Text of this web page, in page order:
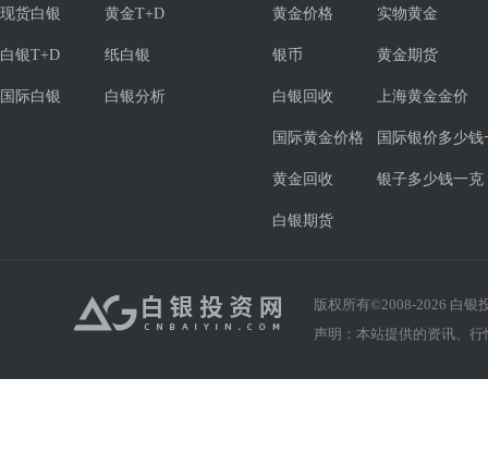
现货白银 黄金T+D
白银T+D 纸白银
国际白银 白银分析
黄金价格 实物黄金
银币 黄金期货
白银回收 上海黄金金价
国际黄金价格 国际银价多少钱
黄金回收 银子多少钱一克
白银期货
版权所有©2008-2026 白银
声明：本站提供的资讯、